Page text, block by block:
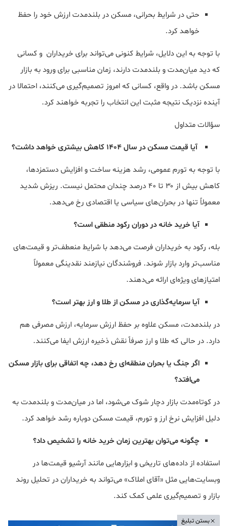
حتی در شرایط بحرانی، مسکن در بلندمدت ارزش خود را حفظ
خواهد کرد.
با توجه به این دلایل، شرایط کنونی می‌تواند برای خریداران و کسانی
که دید میان‌مدت و بلندمدت دارند، زمان مناسبی برای ورود به بازار
مسکن باشد. در واقع، کسانی که امروز تصمیم‌گیری می‌کنند، احتمالا در
آینده نزدیک نتیجه مثبت این انتخاب را تجربه خواهند کرد.
سؤالات متداول
آیا قیمت مسکن در سال ۱۴۰۴ کاهش بیشتری خواهد داشت؟
با توجه به تورم عمومی، رشد هزینه ساخت و افزایش دستمزدها،
کاهش بیش از ۳۰ تا ۴۰ درصد چندان محتمل نیست. ریزش شدید
معمولاً تنها در بحران‌های سیاسی یا اقتصادی رخ می‌دهد.
آیا خرید خانه در دوران رکود منطقی است؟
بله، رکود به خریداران فرصت می‌دهد با شرایط منعطف‌تر و قیمت‌های
مناسب‌تر وارد بازار شوند. فروشندگان نیازمند نقدینگی معمولاً
امتیازهای ویژه‌ای ارائه می‌دهند.
آیا سرمایه‌گذاری در مسکن از طلا و ارز بهتر است؟
در بلندمدت، مسکن علاوه بر حفظ ارزش سرمایه، ارزش مصرفی هم
دارد. در حالی که طلا و ارز صرفاً نقش ذخیره ارزش ایفا می‌کنند.
اگر جنگ یا بحران منطقه‌ای رخ دهد، چه اتفاقی برای بازار مسکن
می‌افتد؟
در کوتاه‌مدت بازار دچار شوک می‌شود، اما در میان‌مدت و بلندمدت به
دلیل افزایش نرخ ارز و تورم، قیمت مسکن دوباره رشد خواهد کرد.
چگونه می‌توان بهترین زمان خرید خانه را تشخیص داد؟
استفاده از داده‌های تاریخی و ابزارهایی مانند آرشیو قیمت‌ها در
وبسایت‌هایی مثل «آقای املاک» می‌تواند به خریداران در تحلیل روند
بازار و تصمیم‌گیری علمی کمک کند.
بستن تبلیغ